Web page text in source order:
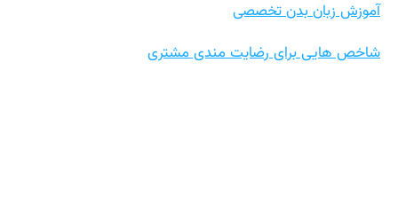
آموزش زبان بدن تخصصی
شاخص هایی برای رضایت مندی مشتری